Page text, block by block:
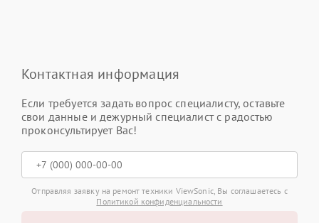
Контактная информация
Если требуется задать вопрос специалисту, оставьте
свои данные и дежурный специалист с радостью
проконсультирует Вас!
Отправляя заявку на ремонт техники ViewSonic, Вы соглашаетесь с
Политикой конфиденциальности